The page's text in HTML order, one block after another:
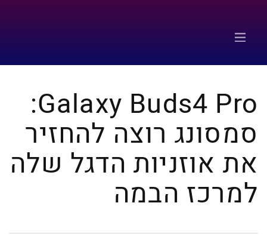
Galaxy Buds4 Pro:
סמסונג רוצה להחזיר
את אוזניות הדגל שלה
למרכז הבמה